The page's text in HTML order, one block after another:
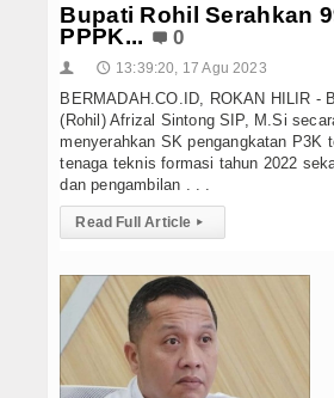
Bupati Rohil Serahkan
PPPK...
0
👤 🕔 13:39:20, 17 Agu 2023
BERMADAH.CO.ID, ROKAN HILIR -
(Rohil) Afrizal Sintong SIP, M.Si
menyerahkan SK pengangkatan P3K
tenaga teknis formasi tahun 2022
dan pengambilan . . .
Read Full Article ▸